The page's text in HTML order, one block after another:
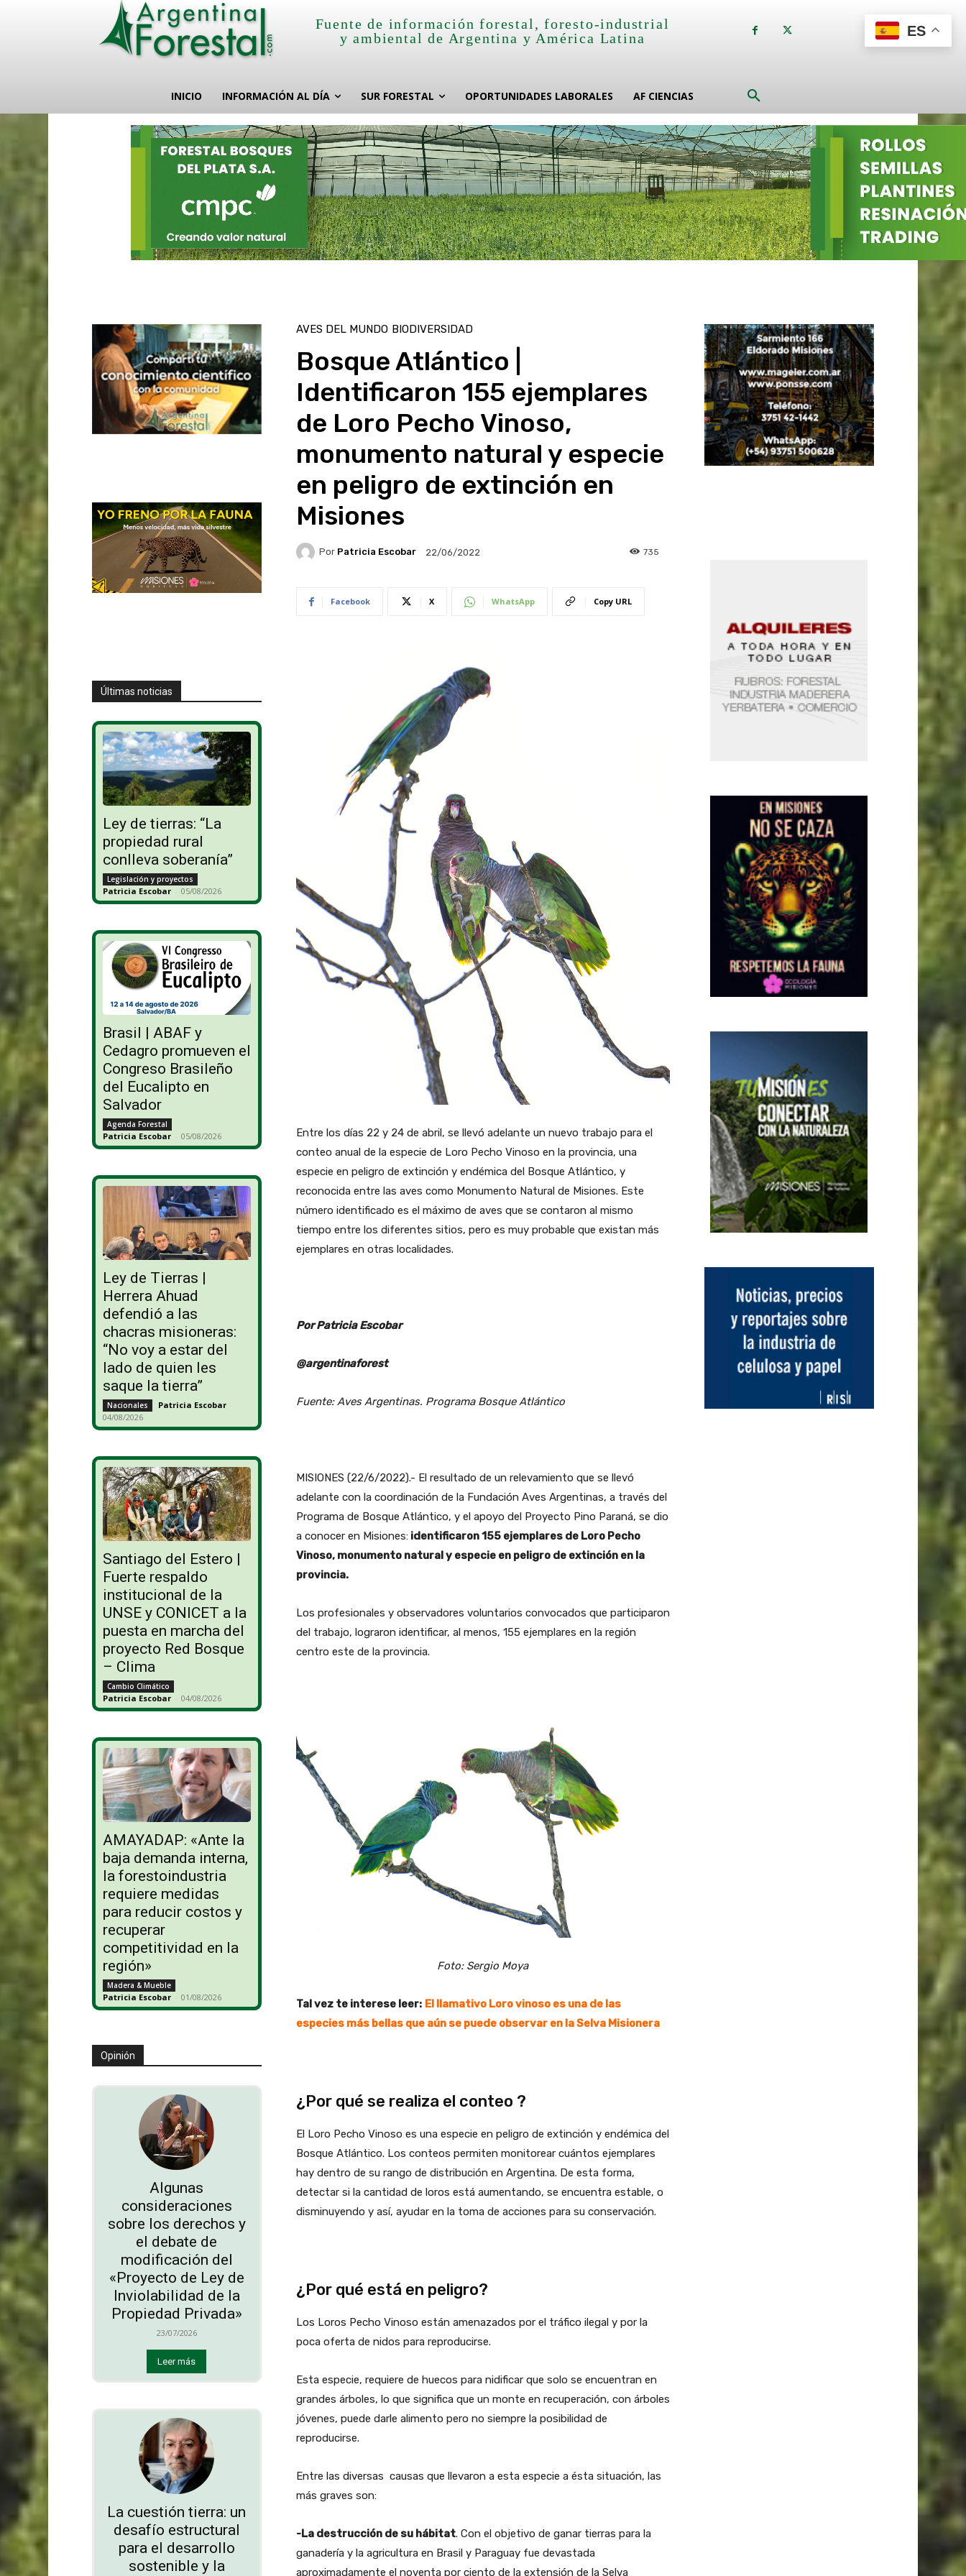
Fuente de información forestal, foresto-industrial
y ambiental de Argentina y América Latina
INICIO INFORMACIÓN AL DÍA SUR FORESTAL OPORTUNIDADES LABORALES AF CIENCIAS
Últimas noticias
Ley de tierras: “La
propiedad rural
conlleva soberanía”
Legislación y proyectos
Patricia Escobar - 05/08/2026
Brasil | ABAF y
Cedagro promueven el
Congreso Brasileño
del Eucalipto en
Salvador
Agenda Forestal
Patricia Escobar - 05/08/2026
Ley de Tierras |
Herrera Ahuad
defendió a las
chacras misioneras:
“No voy a estar del
lado de quien les
saque la tierra”
Nacionales Patricia Escobar -
04/08/2026
Santiago del Estero |
Fuerte respaldo
institucional de la
UNSE y CONICET a la
puesta en marcha del
proyecto Red Bosque
– Clima
Cambio Climático
Patricia Escobar - 04/08/2026
AMAYADAP: «Ante la
baja demanda interna,
la forestoindustria
requiere medidas
para reducir costos y
recuperar
competitividad en la
región»
Madera & Mueble
Patricia Escobar - 01/08/2026
Opinión
Algunas
consideraciones
sobre los derechos y
el debate de
modificación del
«Proyecto de Ley de
Inviolabilidad de la
Propiedad Privada»
23/07/2026
Leer más
La cuestión tierra: un
desafío estructural
para el desarrollo
sostenible y la
AVES DEL MUNDO BIODIVERSIDAD
Bosque Atlántico |
Identificaron 155 ejemplares
de Loro Pecho Vinoso,
monumento natural y especie
en peligro de extinción en
Misiones
Por Patricia Escobar 22/06/2022 735
Facebook X WhatsApp Copy URL
Entre los días 22 y 24 de abril, se llevó adelante un nuevo trabajo para el
conteo anual de la especie de Loro Pecho Vinoso en la provincia, una
especie en peligro de extinción y endémica del Bosque Atlántico, y
reconocida entre las aves como Monumento Natural de Misiones. Este
número identificado es el máximo de aves que se contaron al mismo
tiempo entre los diferentes sitios, pero es muy probable que existan más
ejemplares en otras localidades.
Por Patricia Escobar
@argentinaforest
Fuente: Aves Argentinas. Programa Bosque Atlántico
MISIONES (22/6/2022).- El resultado de un relevamiento que se llevó
adelante con la coordinación de la Fundación Aves Argentinas, a través del
Programa de Bosque Atlántico, y el apoyo del Proyecto Pino Paraná, se dio
a conocer en Misiones:identificaron 155 ejemplares de Loro Pecho
Vinoso, monumento natural y especie en peligro de extinción en la
provincia.
Los profesionales y observadores voluntarios convocados que participaron
del trabajo, lograron identificar, al menos, 155 ejemplares en la región
centro este de la provincia.
Foto: Sergio Moya
Tal vez te interese leer: El llamativo Loro vinoso es una de las
especies más bellas que aún se puede observar en la Selva Misionera
¿Por qué se realiza el conteo ?
El Loro Pecho Vinoso es una especie en peligro de extinción y endémica del
Bosque Atlántico. Los conteos permiten monitorear cuántos ejemplares
hay dentro de su rango de distribución en Argentina. De esta forma,
detectar si la cantidad de loros está aumentando, se encuentra estable, o
disminuyendo y así, ayudar en la toma de acciones para su conservación.
¿Por qué está en peligro?
Los Loros Pecho Vinoso están amenazados por el tráfico ilegal y por la
poca oferta de nidos para reproducirse.
Esta especie, requiere de huecos para nidificar que solo se encuentran en
grandes árboles, lo que significa que un monte en recuperación, con árboles
jóvenes, puede darle alimento pero no siempre la posibilidad de
reproducirse.
Entre las diversas causas que llevaron a esta especie a ésta situación, las
más graves son:
-La destrucción de su hábitat. Con el objetivo de ganar tierras para la
ganadería y la agricultura en Brasil y Paraguay fue devastada
aproximadamente el noventa por ciento de la extensión de la Selva
ES